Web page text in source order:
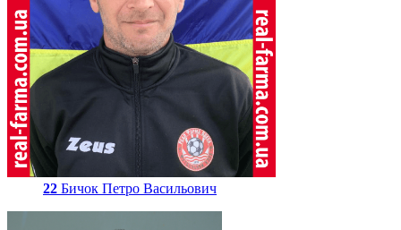
22 Бичок Петро Васильович